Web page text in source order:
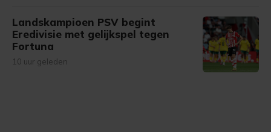
Landskampioen PSV begint
Eredivisie met gelijkspel tegen
Fortuna
10 uur geleden